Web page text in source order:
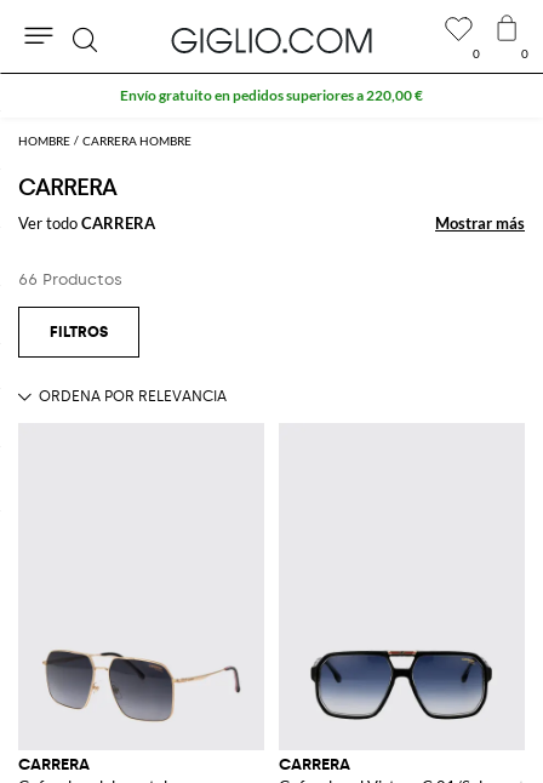
HOMBRE CARRERA HOMBRE
CARRERA
Ver todoCARRERA Mostrar más
Mostrar más
66 Productos
CARRERA CARRERA
0 0
Buscar